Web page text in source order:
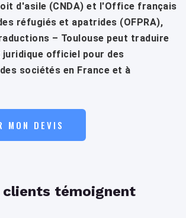
d'asile (CNDA) et l'Office français
réfugiés et apatrides (OFPRA),
– Toulouse peut traduire
officiel pour des
sociétés en France et à
MON DEVIS
clients témoignent